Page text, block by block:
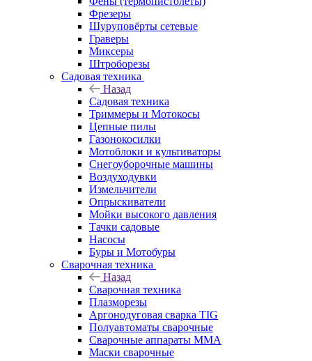
Фрезеры
Шуруповёрты сетевые
Граверы
Миксеры
Штроборезы
Садовая техника
Назад
Садовая техника
Триммеры и Мотокосы
Цепные пилы
Газонокосилки
Мотоблоки и культиваторы
Снегоуборочные машины
Воздуходувки
Измельчители
Опрыскиватели
Мойки высокого давления
Тачки садовые
Насосы
Буры и Мотобуры
Сварочная техника
Назад
Сварочная техника
Плазморезы
Аргонодуговая сварка TIG
Полуавтоматы сварочные
Сварочные аппараты ММА
Маски сварочные